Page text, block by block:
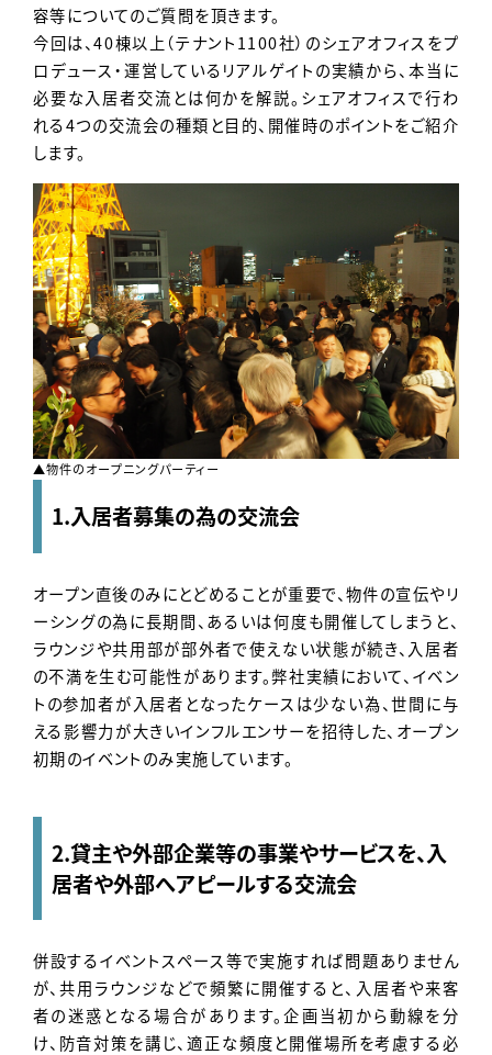
容等についてのご質問を頂きます。
今回は、40棟以上（テナント1100社）のシェアオフィスをプ
ロデュース・運営しているリアルゲイトの実績から、本当に
必要な入居者交流とは何かを解説。シェアオフィスで行わ
れる4つの交流会の種類と目的、開催時のポイントをご紹介
します。
▲物件のオープニングパーティー
1.入居者募集の為の交流会
オープン直後のみにとどめることが重要で、物件の宣伝やリ
ーシングの為に長期間、あるいは何度も開催してしまうと、
ラウンジや共用部が部外者で使えない状態が続き、入居者
の不満を生む可能性があります。弊社実績において、イベン
トの参加者が入居者となったケースは少ない為、世間に与
える影響力が大きいインフルエンサーを招待した、オープン
初期のイベントのみ実施しています。
2.貸主や外部企業等の事業やサービスを、入
居者や外部へアピールする交流会
併設するイベントスペース等で実施すれば問題ありません
が、共用ラウンジなどで頻繁に開催すると、入居者や来客
者の迷惑となる場合があります。企画当初から動線を分
け、防音対策を講じ、適正な頻度と開催場所を考慮する必